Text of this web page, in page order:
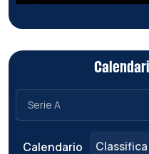
Calendario Classifica